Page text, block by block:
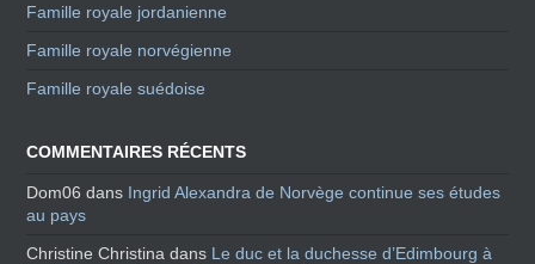
Famille royale jordanienne
Famille royale norvégienne
Famille royale suédoise
COMMENTAIRES RÉCENTS
Dom06 dans Ingrid Alexandra de Norvège continue ses études
au pays
Christine Christina dans Le duc et la duchesse d’Edimbourg à